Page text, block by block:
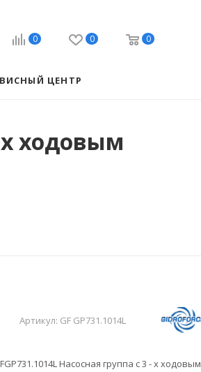
0 0 0
ЦЕНТР
х ходовым
Артикул: GF GP731.1014L
Насосная группа c 3 - х ходовым